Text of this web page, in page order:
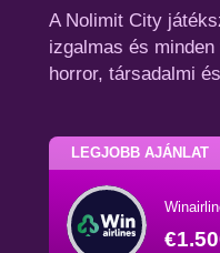
A Nolimit City
izgalmas és
horror, társadalmi
LEGJOBB AJÁNLAT